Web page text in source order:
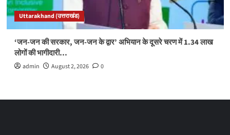
Uttarakhand (उत्तराखंड)
‘जन-जन की सरकार, जन-जन के द्वार’ अभियान के दूसरे चरण में 1.34 लाख
लोगों की भागीदारी…
admin August 2, 2026 0